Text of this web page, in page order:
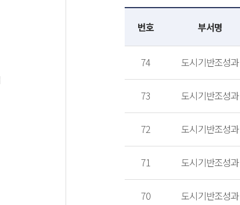
번호 부서명
74 도시기반조성과
73 도시기반조성과
72 도시기반조성과
71 도시기반조성과
70 도시기반조성과